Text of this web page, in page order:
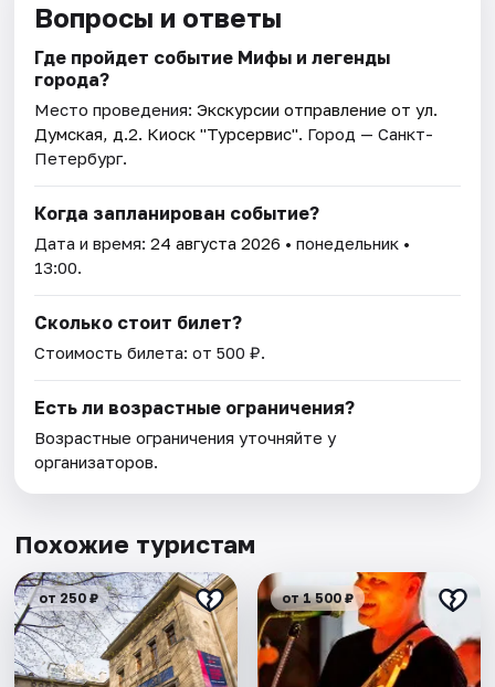
Вопросы и ответы
Где пройдет событие Мифы и легенды
города?
Место проведения:Экскурсии отправление от ул.
Думская, д.2. Киоск "Турсервис". Город — Санкт-
Петербург.
Когда запланирован событие?
Дата и время:24 августа 2026 • понедельник •
13:00.
Сколько стоит билет?
Стоимость билета: от 500 ₽.
Есть ли возрастные ограничения?
Возрастные ограничения уточняйте у
организаторов.
Похожие туристам
от 250 ₽ от 1 500 ₽